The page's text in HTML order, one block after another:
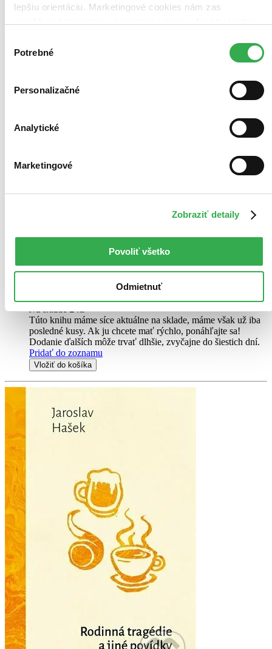
lepšiu orientáciu. Marketingové cookies nám zas
keby sme mohli používať všetky tieto cookies. Ďakujeme!
súhlasu
Potrebné
Personalizačné
Analytické
Marketingové
Zobraziť detaily
Povoliť všetko
Odmietnuť
CZ
četnými vydáními doma a v zahraničí také skutečnost, že se z díla
stala klasika v pravém slova...
Na sklade 2 ks
Túto knihu máme síce aktuálne na sklade, máme však už iba
posledné kusy. Ak ju chcete mať rýchlo, ponáhľajte sa!
Dodanie ďalších môže trvať dlhšie, zvyčajne do šiestich dní.
Pridať do zoznamu
Vložiť do košíka